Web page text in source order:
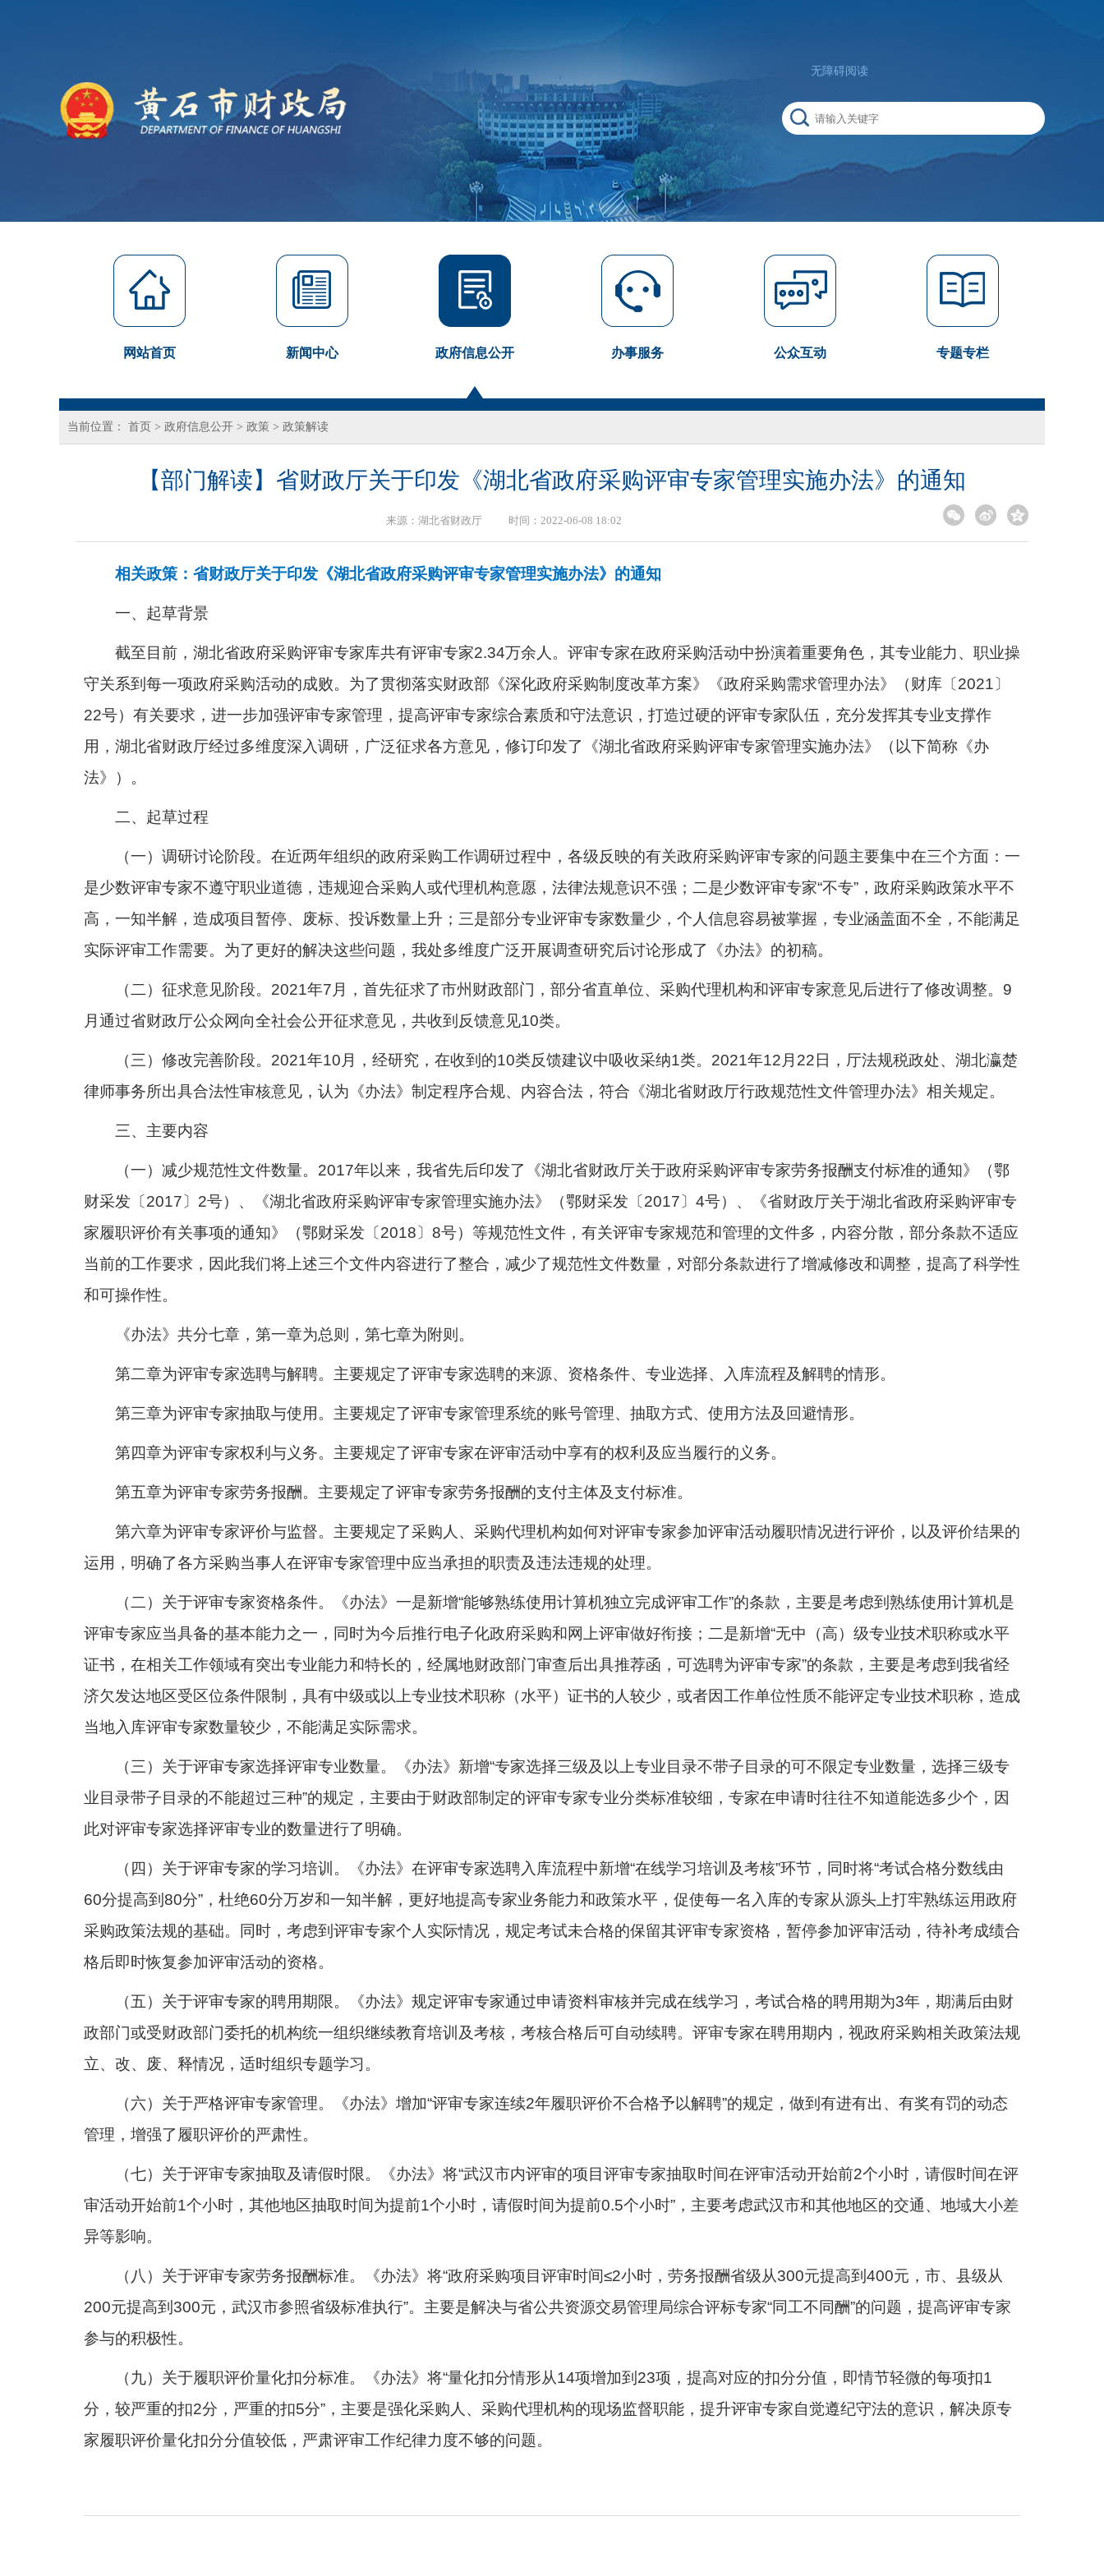
无障碍阅读
网站首页 新闻中心 政府信息公开 办事服务 公众互动 专题专栏
当前位置： 首页 > 政府信息公开 > 政策 > 政策解读
【部门解读】省财政厅关于印发《湖北省政府采购评审专家管理实施办法》的通知
来源： 湖北省财政厅 时间：2022-06-08 18:02
相关政策： 省财政厅关于印发《湖北省政府采购评审专家管理实施办法》的通知
一、起草背景
截至目前，湖北省政府采购评审专家库共有评审专家2.34万余人。评审专家在政府采购活动中扮演着重要角色，其专业能力、职业操
守关系到每一项政府采购活动的成败。为了贯彻落实财政部《深化政府采购制度改革方案》《政府采购需求管理办法》（财库〔2021〕
22号）有关要求，进一步加强评审专家管理，提高评审专家综合素质和守法意识，打造过硬的评审专家队伍，充分发挥其专业支撑作
用，湖北省财政厅经过多维度深入调研，广泛征求各方意见，修订印发了《湖北省政府采购评审专家管理实施办法》（以下简称《办
法》）。
二、起草过程
（一）调研讨论阶段。在近两年组织的政府采购工作调研过程中，各级反映的有关政府采购评审专家的问题主要集中在三个方面：一
是少数评审专家不遵守职业道德，违规迎合采购人或代理机构意愿，法律法规意识不强；二是少数评审专家“不专”，政府采购政策水平不
高，一知半解，造成项目暂停、废标、投诉数量上升；三是部分专业评审专家数量少，个人信息容易被掌握，专业涵盖面不全，不能满足
实际评审工作需要。为了更好的解决这些问题，我处多维度广泛开展调查研究后讨论形成了《办法》的初稿。
（二）征求意见阶段。2021年7月，首先征求了市州财政部门，部分省直单位、采购代理机构和评审专家意见后进行了修改调整。9
月通过省财政厅公众网向全社会公开征求意见，共收到反馈意见10类。
（三）修改完善阶段。2021年10月，经研究，在收到的10类反馈建议中吸收采纳1类。2021年12月22日，厅法规税政处、湖北瀛楚
律师事务所出具合法性审核意见，认为《办法》制定程序合规、内容合法，符合《湖北省财政厅行政规范性文件管理办法》相关规定。
三、主要内容
（一）减少规范性文件数量。2017年以来，我省先后印发了《湖北省财政厅关于政府采购评审专家劳务报酬支付标准的通知》（鄂
财采发〔2017〕2号）、《湖北省政府采购评审专家管理实施办法》（鄂财采发〔2017〕4号）、《省财政厅关于湖北省政府采购评审专
家履职评价有关事项的通知》（鄂财采发〔2018〕8号）等规范性文件，有关评审专家规范和管理的文件多，内容分散，部分条款不适应
当前的工作要求，因此我们将上述三个文件内容进行了整合，减少了规范性文件数量，对部分条款进行了增减修改和调整，提高了科学性
和可操作性。
《办法》共分七章，第一章为总则，第七章为附则。
第二章为评审专家选聘与解聘。主要规定了评审专家选聘的来源、资格条件、专业选择、入库流程及解聘的情形。
第三章为评审专家抽取与使用。主要规定了评审专家管理系统的账号管理、抽取方式、使用方法及回避情形。
第四章为评审专家权利与义务。主要规定了评审专家在评审活动中享有的权利及应当履行的义务。
第五章为评审专家劳务报酬。主要规定了评审专家劳务报酬的支付主体及支付标准。
第六章为评审专家评价与监督。主要规定了采购人、采购代理机构如何对评审专家参加评审活动履职情况进行评价，以及评价结果的
运用，明确了各方采购当事人在评审专家管理中应当承担的职责及违法违规的处理。
（二）关于评审专家资格条件。《办法》一是新增“能够熟练使用计算机独立完成评审工作”的条款，主要是考虑到熟练使用计算机是
评审专家应当具备的基本能力之一，同时为今后推行电子化政府采购和网上评审做好衔接；二是新增“无中（高）级专业技术职称或水平
证书，在相关工作领域有突出专业能力和特长的，经属地财政部门审查后出具推荐函，可选聘为评审专家”的条款，主要是考虑到我省经
济欠发达地区受区位条件限制，具有中级或以上专业技术职称（水平）证书的人较少，或者因工作单位性质不能评定专业技术职称，造成
当地入库评审专家数量较少，不能满足实际需求。
（三）关于评审专家选择评审专业数量。《办法》新增“专家选择三级及以上专业目录不带子目录的可不限定专业数量，选择三级专
业目录带子目录的不能超过三种”的规定，主要由于财政部制定的评审专家专业分类标准较细，专家在申请时往往不知道能选多少个，因
此对评审专家选择评审专业的数量进行了明确。
（四）关于评审专家的学习培训。《办法》在评审专家选聘入库流程中新增“在线学习培训及考核”环节，同时将“考试合格分数线由
60分提高到80分”，杜绝60分万岁和一知半解，更好地提高专家业务能力和政策水平，促使每一名入库的专家从源头上打牢熟练运用政府
采购政策法规的基础。同时，考虑到评审专家个人实际情况，规定考试未合格的保留其评审专家资格，暂停参加评审活动，待补考成绩合
格后即时恢复参加评审活动的资格。
（五）关于评审专家的聘用期限。《办法》规定评审专家通过申请资料审核并完成在线学习，考试合格的聘用期为3年，期满后由财
政部门或受财政部门委托的机构统一组织继续教育培训及考核，考核合格后可自动续聘。评审专家在聘用期内，视政府采购相关政策法规
立、改、废、释情况，适时组织专题学习。
（六）关于严格评审专家管理。《办法》增加“评审专家连续2年履职评价不合格予以解聘”的规定，做到有进有出、有奖有罚的动态
管理，增强了履职评价的严肃性。
（七）关于评审专家抽取及请假时限。《办法》将“武汉市内评审的项目评审专家抽取时间在评审活动开始前2个小时，请假时间在评
审活动开始前1个小时，其他地区抽取时间为提前1个小时，请假时间为提前0.5个小时”，主要考虑武汉市和其他地区的交通、地域大小差
异等影响。
（八）关于评审专家劳务报酬标准。《办法》将“政府采购项目评审时间≤2小时，劳务报酬省级从300元提高到400元，市、县级从
200元提高到300元，武汉市参照省级标准执行”。主要是解决与省公共资源交易管理局综合评标专家“同工不同酬”的问题，提高评审专家
参与的积极性。
（九）关于履职评价量化扣分标准。《办法》将“量化扣分情形从14项增加到23项，提高对应的扣分分值，即情节轻微的每项扣1
分，较严重的扣2分，严重的扣5分”，主要是强化采购人、采购代理机构的现场监督职能，提升评审专家自觉遵纪守法的意识，解决原专
家履职评价量化扣分分值较低，严肃评审工作纪律力度不够的问题。